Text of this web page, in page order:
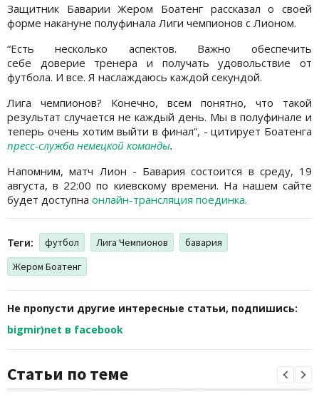
Защитник Баварии Жером Боатенг рассказал о своей
форме накануне полуфинала Лиги чемпионов с Лионом.
“Есть несколько аспектов. Важно обеспечить
себе доверие тренера и получать удовольствие от
футбола. И все. Я наслаждаюсь каждой секундой.
Лига чемпионов? Конечно, всем понятно, что такой
результат случается не каждый день. Мы в полуфинале и
теперь очень хотим выйти в финал“, - цитирует Боатенга
пресс-служба немецкой команды.
Напомним, матч Лион - Бавария состоится в среду, 19
августа, в 22:00 по киевскому времени. На нашем сайте
будет доступна онлайн-трансляция поединка.
Теги: футбол Лига Чемпионов
бавария
Жером Боатенг
Не пропусти другие интересные статьи, подпишись:
bigmir)net в facebook
Статьи по теме